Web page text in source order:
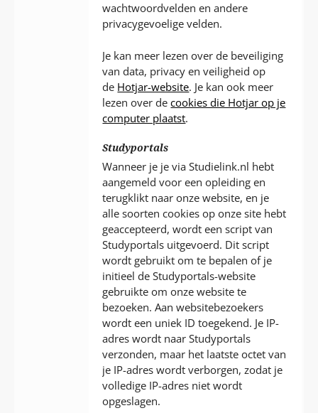
wachtwoordvelden en andere
privacygevoelige velden.
Je kan meer lezen over de beveiliging
van data, privacy en veiligheid op
de Hotjar-website. Je kan ook meer
lezen over decookies die Hotjar op je
computer plaatst.
Studyportals
Wanneer je je via Studielink.nl hebt
aangemeld voor een opleiding en
terugklikt naar onze website, en je
alle soorten cookies op onze site hebt
geaccepteerd, wordt een script van
Studyportals uitgevoerd. Dit script
wordt gebruikt om te bepalen of je
initieel de Studyportals-website
gebruikte om onze website te
bezoeken. Aan websitebezoekers
wordt een uniek ID toegekend. Je IP-
adres wordt naar Studyportals
verzonden, maar het laatste octet van
je IP-adres wordt verborgen, zodat je
volledige IP-adres niet wordt
opgeslagen.